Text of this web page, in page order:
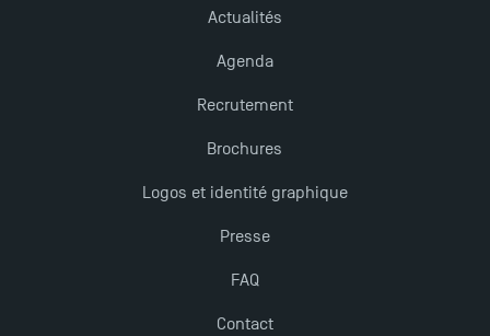
Actualités
Agenda
Recrutement
Brochures
Logos et identité graphique
Presse
FAQ
Contact